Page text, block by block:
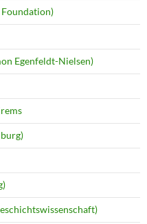
Foundation)
Egenfeldt-Nielsen)